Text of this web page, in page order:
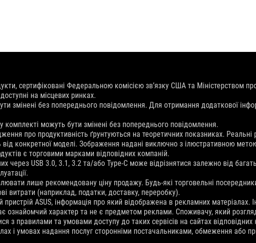
сертифіковані Федеральною комісією зв’язку США та Міністерством
на місцевих ринках.
змінені без попереднього повідомлення. Для отримання додаткової
комплекті можуть бути змінені без попереднього повідомлення.
про продуктивність ґрунтуються на теоретичних показниках. Реальні
від конкретної моделі. Зображення надані виключно з ілюстративною
є торговими марками відповідних компаній.
через USB 3.0, 3.1, 3.2 та/або Type-C може відрізнятися залежно від
лише рекомендовану ціну продажу. Будь-які торговельні
витрати (наприклад, податки, доставку, переробку).
ASUS, інформація про який відображена в рекламних матеріалах.
ознайомчий характер та не є предметом реклами. Споживачу, який
з правилами та умовами доступу до таких сервісів на сайтах
і умовах надання послуг сторонніми постачальниками, обмеження або